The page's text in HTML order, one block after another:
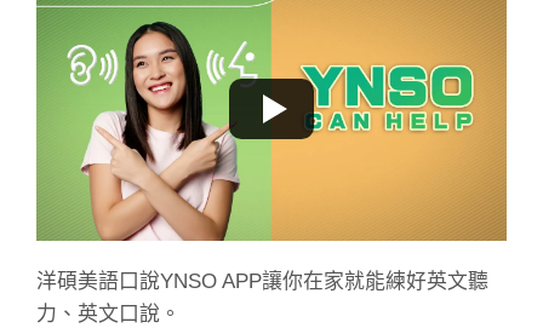
洋碩美語口說YNSO APP讓你在家就能練好英文聽
力、英文口說。